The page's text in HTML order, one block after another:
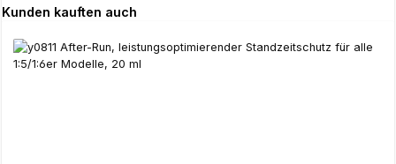
Produktgalerie überspringen
Kunden kauften auch